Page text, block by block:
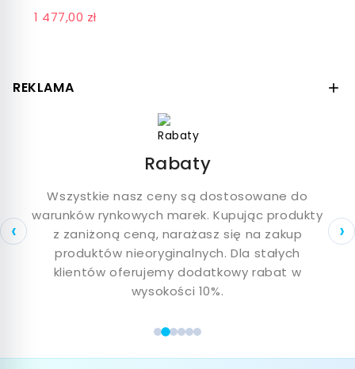
7106 002 FLINT
GREY-SILVER
1 477,00 zł
REKLAMA 
Okulary przeciwsłoneczne Cazal
Damskie okulary przeciwsłoneczne Cazal
Męskie okulary przeciwsłoneczne Cazal
Okulary korekcyjne Cazal
Damskie okulary korekcyjne Cazal
Męskie okulary korekcyjne Cazal
Damskie okulary Cazal
Męskie okulary Cazal
‹
o
Rabaty
Wszystkie nasz ceny są dostosowane do
warunków rynkowych marek. Kupując produkty
z zaniżoną ceną, narażasz się na zakup
produktów nieoryginalnych. Dla stałych
klientów oferujemy dodatkowy rabat w
wysokości 10%.
›